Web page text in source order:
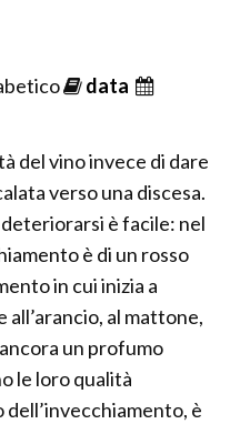
data
del vino invece di dare
verso una discesa.
è facile: nel
è di un rosso
in cui inizia a
al mattone,
un profumo
le loro qualità
è